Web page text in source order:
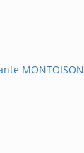
MONTOISON